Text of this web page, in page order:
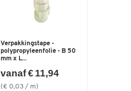
Verpakkingstape -
polypropyleenfolie - B 50
mm x L...
vanaf € 11,94
(€ 0,03 / m)